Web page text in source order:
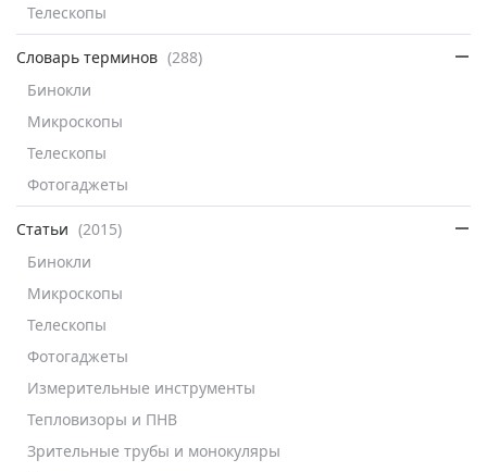
Телескопы
Словарь терминов (288)
Бинокли
Микроскопы
Телескопы
Фотогаджеты
Статьи (2015)
Бинокли
Микроскопы
Телескопы
Фотогаджеты
Измерительные инструменты
Тепловизоры и ПНВ
Зрительные трубы и монокуляры